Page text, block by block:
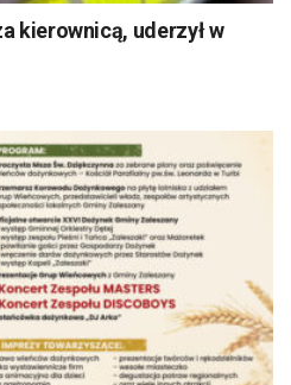
kierownicą, uderzył w